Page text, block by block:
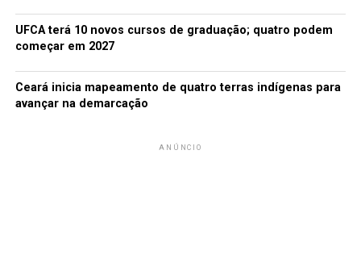
UFCA terá 10 novos cursos de graduação; quatro podem
começar em 2027
Ceará inicia mapeamento de quatro terras indígenas para
avançar na demarcação
ANÚNCIO